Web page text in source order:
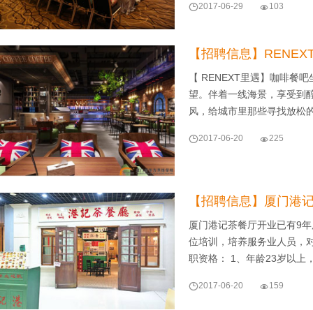
2017-06-29 103
【招聘信息】
【 RENEXT里遇】咖啡餐
望。伴着一线海景，享受到
风，给城市里那些寻找放
2017-06-20 225
【招聘信息】厦门港
厦门港记茶餐厅开业已有9
位培训，培养服务业人员，
职资格： 1、年龄23岁以
2017-06-20 159